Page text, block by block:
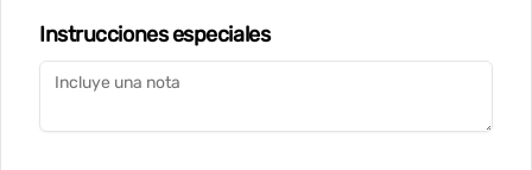
Mi cuenta
Iniciar sesión
Instrucciones especiales